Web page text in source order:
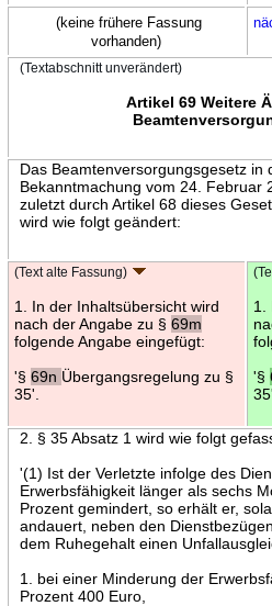
(keine frühere Fassung
vorhanden)
(Textabschnitt unverändert)
Artikel 69 Weitere
Das Beamtenversorgungsgesetz in
Bekanntmachung vom 24. Februar
zuletzt durch Artikel 68 dieses
wird wie folgt geändert:
(Text alte Fassung)
1. In der Inhaltsübersicht wird
nach der Angabe zu § 69m
folgende Angabe eingefügt:
'§ 69n Übergangsregelung zu §
35'.
1.
'§
35'.
2. § 35 Absatz 1 wird wie folgt
'(1) Ist der Verletzte infolge des
Erwerbsfähigkeit länger als sechs
Prozent gemindert, so erhält er,
andauert, neben den
dem Ruhegehalt einen
1. bei einer Minderung der
Prozent 400 Euro,